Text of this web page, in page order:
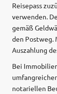
Reisepass
verwenden.
gemäß
den Postweg.
Auszahlung
Bei
notariellen